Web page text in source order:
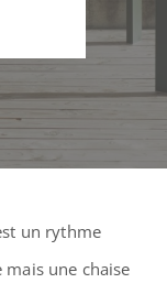
un rythme
mais une chaise